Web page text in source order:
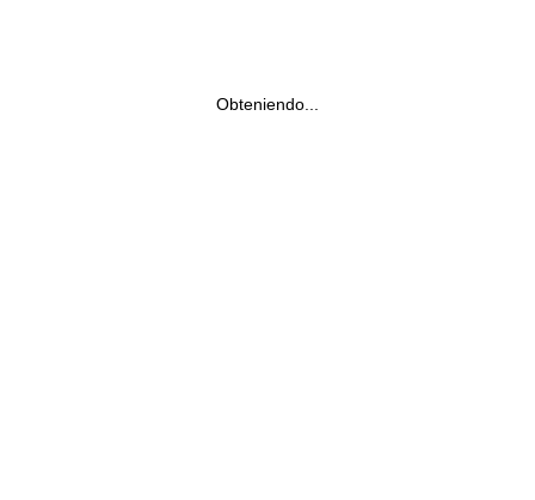
Obteniendo...